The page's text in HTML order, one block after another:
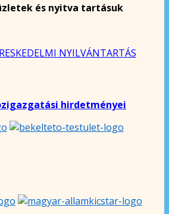
és nyitva tartásuk
NYILVÁNTARTÁS
hirdetményei